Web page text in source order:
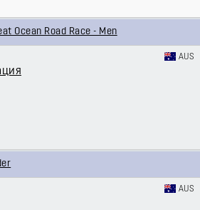
Ocean Road Race - Men
AUS
AUS